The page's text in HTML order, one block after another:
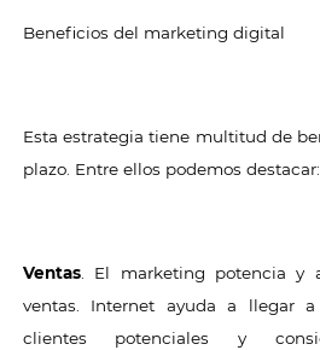
Beneficios del marketing digital
Esta estrategia tiene multitud de
plazo. Entre ellos podemos destacar:
Ventas. El marketing potencia y
ventas. Internet ayuda a llegar
clientes potenciales y